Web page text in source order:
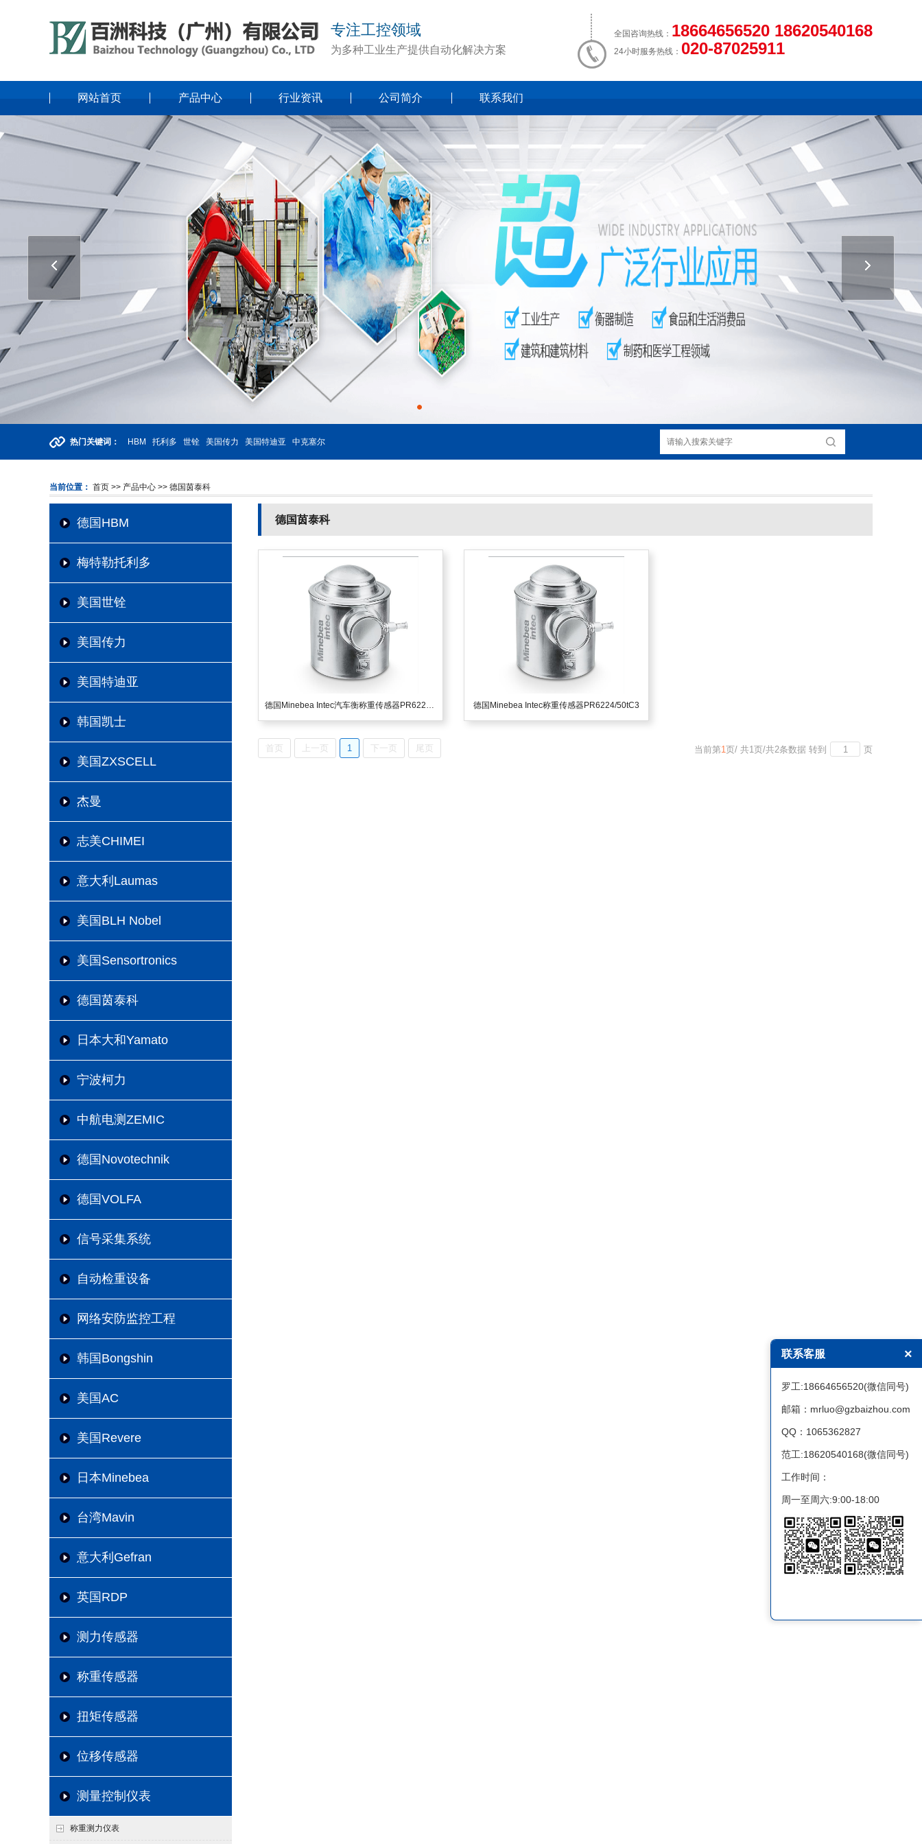
专注工控领域
为多种工业生产提供自动化解决方案
全国咨询热线： 18664656520 18620540168
24小时服务热线： 020-87025911
网站首页 产品中心 行业资讯 公司简介 联系我们
热门关键词： HBM 托利多 世铨 美国传力 美国特迪亚 中克塞尔
当前位置： 首页 >> 产品中心 >> 德国茵泰科
德国HBM
梅特勒托利多
美国世铨
美国传力
美国特迪亚
韩国凯士
美国ZXSCELL
杰曼
志美CHIMEI
意大利Laumas
美国BLH Nobel
美国Sensortronics
德国茵泰科
日本大和Yamato
宁波柯力
中航电测ZEMIC
德国Novotechnik
德国VOLFA
信号采集系统
自动检重设备
网络安防监控工程
韩国Bongshin
美国AC
美国Revere
日本Minebea
台湾Mavin
意大利Gefran
英国RDP
测力传感器
称重传感器
扭矩传感器
位移传感器
测量控制仪表
称重测力仪表
德国茵泰科
德国Minebea Intec汽车衡称重传感器PR6221/50tC3 德国Minebea Intec称重传感器PR6224/50tC3
首页 上一页 1 下一页 尾页 当前第1页/ 共1页/共2条数据 转到 页
联系客服 ×
罗工:18664656520(微信同号)
邮箱：mrluo@gzbaizhou.com
QQ：1065362827
范工:18620540168(微信同号)
工作时间：
周一至周六:9:00-18:00